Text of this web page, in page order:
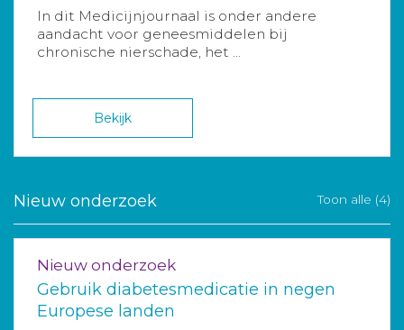
In dit Medicijnjournaal is onder andere
aandacht voor geneesmiddelen bij
chronische nierschade, het ...
Bekijk
Nieuw onderzoek Toon alle (4)
Nieuw onderzoek
Gebruik diabetesmedicatie in negen
Europese landen